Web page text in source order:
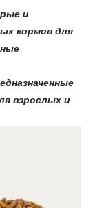
и
кормов для
взрослых и